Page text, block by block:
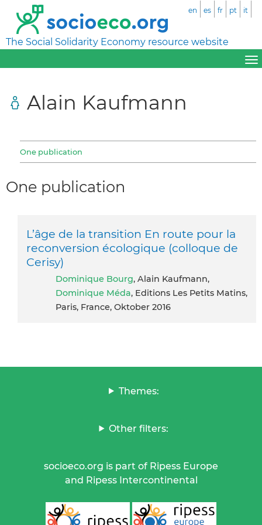
The Social Solidarity Economy resource website
en es fr pt it
Alain Kaufmann
One publication
One publication
L’âge de la transition En route pour la
reconversion écologique (colloque de
Cerisy)
Dominique Bourg, Alain Kaufmann,
Dominique Méda, Editions Les Petits Matins,
Paris, France, Oktober 2016
Themes:
Other filters:
socioeco.org is part of Ripess Europe
and Ripess Intercontinental